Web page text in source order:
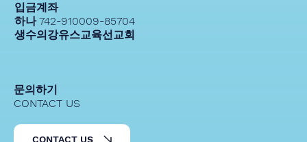
입금계좌
하나 742-910009-85704
생수의강유스교육선교회
문의하기
CONTACT US
CONTACT US